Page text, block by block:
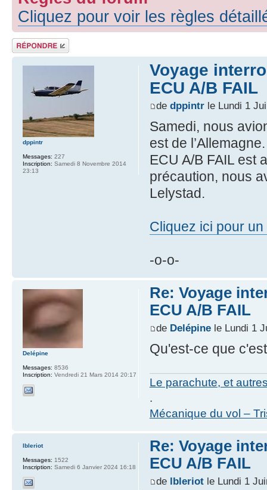
Cliquez pour voir les règles
Répondre
Voyage
ECU A/B FAIL
de dppintrle Lundi 1
Samedi, nous
est de
ECU A/B FAIL est
précaution, nous
Lelystad.
Cliquez ici pour
-o-o-
dppintr
Messages: 227
Inscription: Samedi 8 Novembre 2014
23:13
Re: Voyage
ECU A/B FAIL
de Delépinele Lundi 1
Qu'est-ce que
Le parachute, et
.
Mécanique du vol –
Delépine
Messages: 8536
Inscription: Vendredi 21 Mars 2014 20:17
Re: Voyage
ECU A/B FAIL
de lbleriotle Lundi 1
lbleriot
Messages: 1522
Inscription: Samedi 6 Janvier 2024 16:18